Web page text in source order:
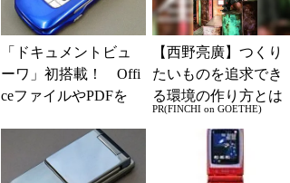
「ドキュメントビュ
ーワ」初搭載！ Offi
ceファイルやPDFを
MA SH900...
【西野亮廣】つくり
たいものを追求でき
る環境の作り方とは
PR(FINCHI on GOETHE)